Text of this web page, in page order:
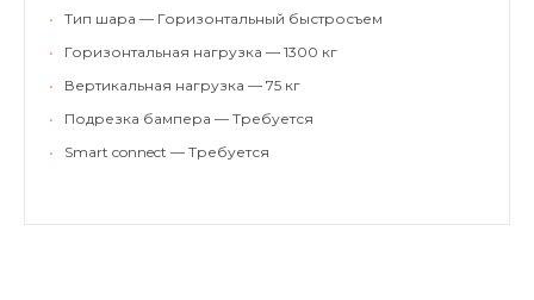
•
Тип шара — Горизонтальный быстросъем
•
Горизонтальная нагрузка — 1300 кг
•
Вертикальная нагрузка — 75 кг
•
Подрезка бампера — Требуется
•
Smart connect — Требуется